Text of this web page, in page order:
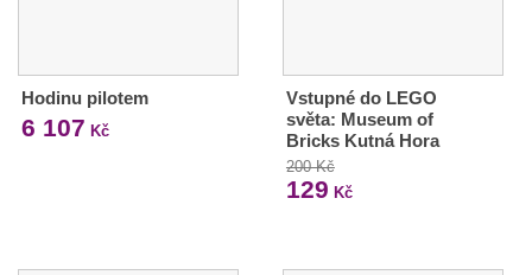
Hodinu pilotem
6 107 Kč
Vstupné do LEGO
světa: Museum of
Bricks Kutná Hora
200 Kč
129 Kč